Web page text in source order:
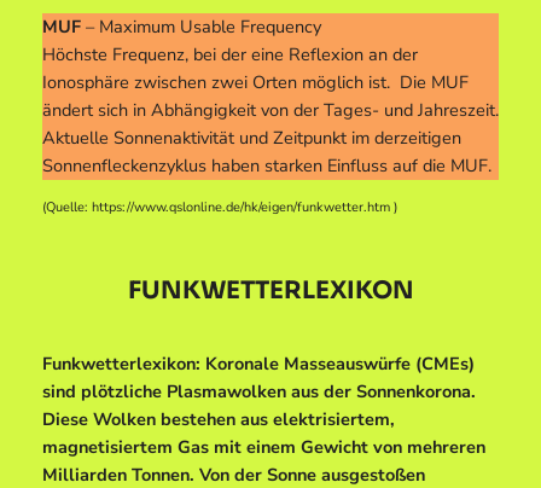
MUF– Maximum Usable Frequency
Höchste Frequenz, bei der eine Reflexion an der
Ionosphäre zwischen zwei Orten möglich ist. Die MUF
ändert sich in Abhängigkeit von der Tages- und Jahreszeit.
Aktuelle Sonnenaktivität und Zeitpunkt im derzeitigen
Sonnenfleckenzyklus haben starken Einfluss auf die MUF.
(Quelle: https://www.qslonline.de/hk/eigen/funkwetter.htm )
FUNKWETTERLEXIKON
Funkwetterlexikon: Koronale Masseauswürfe (CMEs)
sind plötzliche Plasmawolken aus der Sonnenkorona.
Diese Wolken bestehen aus elektrisiertem,
magnetisiertem Gas mit einem Gewicht von mehreren
Milliarden Tonnen. Von der Sonne ausgestoßen